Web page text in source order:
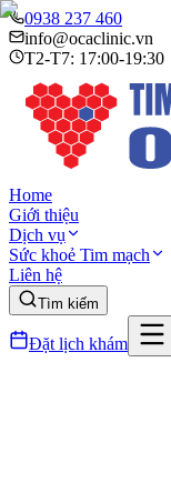
0938 237 460
info@ocaclinic.vn
T2-T7: 17:00-19:30
Home
Giới thiệu
Dịch vụ
Sức khoẻ Tim mạch
Liên hệ
Tìm kiếm
Đặt lịch khám